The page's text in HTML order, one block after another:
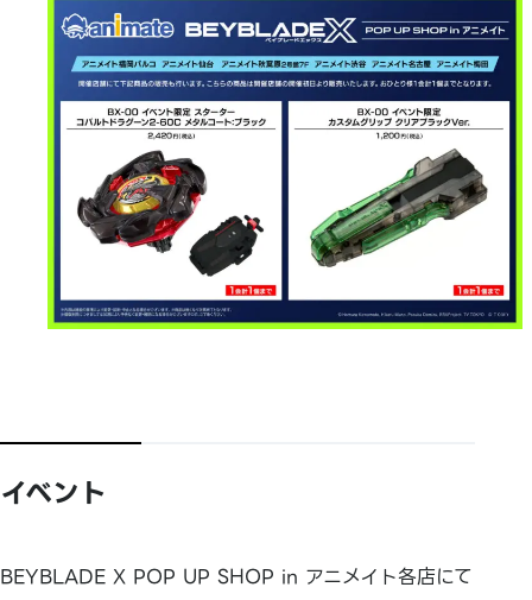
イベント
BEYBLADE X POP UP SHOP in アニメイト各店にて